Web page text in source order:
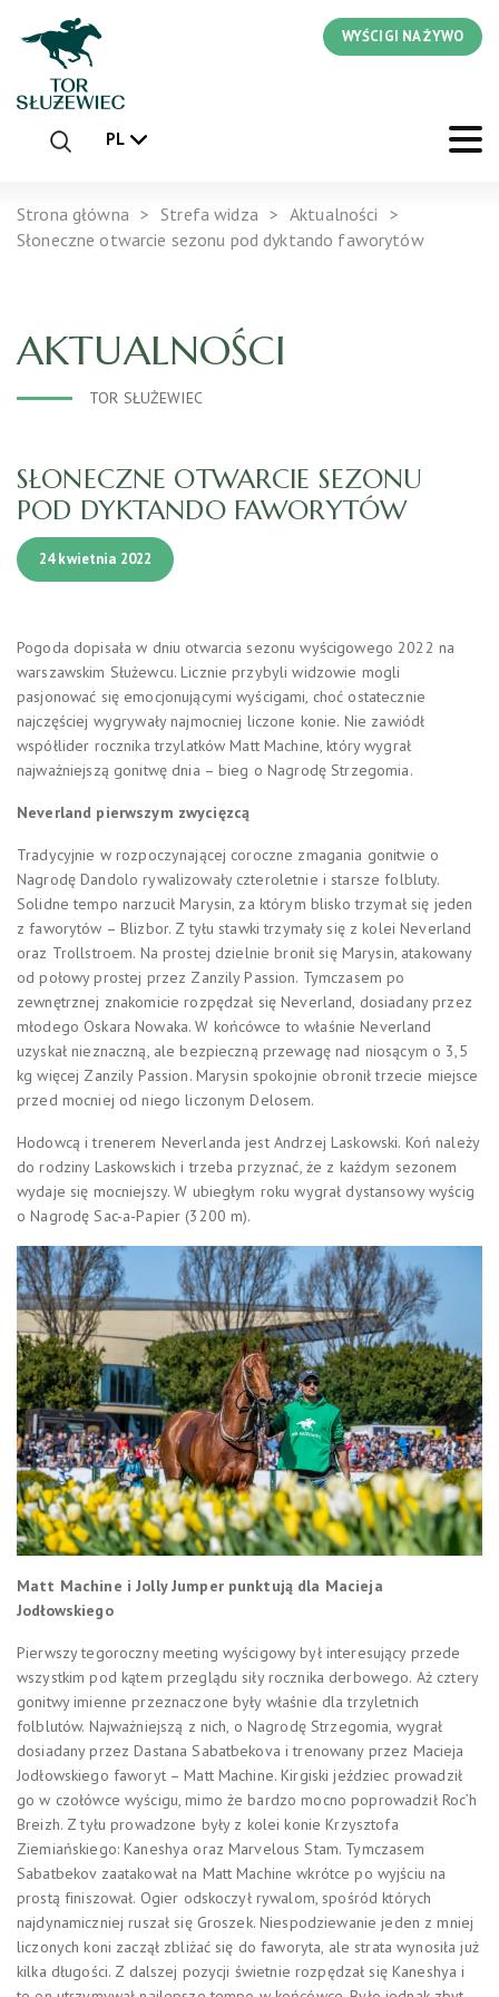
WYŚCIGI NA ŻYWO
PL
Strona główna Strefa widza
Aktualności
Słoneczne otwarcie sezonu pod dyktando faworytów
AKTUALNOŚCI
TOR SŁUŻEWIEC
SŁONECZNE OTWARCIE SEZONU
POD DYKTANDO FAWORYTÓW
24 kwietnia 2022
Pogoda dopisała w dniu otwarcia sezonu wyścigowego 2022 na
warszawskim Służewcu. Licznie przybyli widzowie mogli
pasjonować się emocjonującymi wyścigami, choć ostatecznie
najczęściej wygrywały najmocniej liczone konie. Nie zawiódł
współlider rocznika trzylatków Matt Machine, który wygrał
najważniejszą gonitwę dnia – bieg o Nagrodę Strzegomia.
Neverland pierwszym zwycięzcą
Tradycyjnie w rozpoczynającej coroczne zmagania gonitwie o
Nagrodę Dandolo rywalizowały czteroletnie i starsze folbluty.
Solidne tempo narzucił Marysin, za którym blisko trzymał się jeden
z faworytów – Blizbor. Z tyłu stawki trzymały się z kolei Neverland
oraz Trollstroem. Na prostej dzielnie bronił się Marysin, atakowany
od połowy prostej przez Zanzily Passion. Tymczasem po
zewnętrznej znakomicie rozpędzał się Neverland, dosiadany przez
młodego Oskara Nowaka. W końcówce to właśnie Neverland
uzyskał nieznaczną, ale bezpieczną przewagę nad niosącym o 3,5
kg więcej Zanzily Passion. Marysin spokojnie obronił trzecie miejsce
przed mocniej od niego liczonym Delosem.
Hodowcą i trenerem Neverlanda jest Andrzej Laskowski. Koń należy
do rodziny Laskowskich i trzeba przyznać, że z każdym sezonem
wydaje się mocniejszy. W ubiegłym roku wygrał dystansowy wyścig
o Nagrodę Sac-a-Papier (3200 m).
Matt Machine i Jolly Jumper punktują dla Macieja
Jodłowskiego
Pierwszy tegoroczny meeting wyścigowy był interesujący przede
wszystkim pod kątem przeglądu siły rocznika derbowego. Aż cztery
gonitwy imienne przeznaczone były właśnie dla trzyletnich
folblutów. Najważniejszą z nich, o Nagrodę Strzegomia, wygrał
dosiadany przez Dastana Sabatbekova i trenowany przez Macieja
Jodłowskiego faworyt – Matt Machine. Kirgiski jeździec prowadził
go w czołówce wyścigu, mimo że bardzo mocno poprowadził Roc’h
Breizh. Z tyłu prowadzone były z kolei konie Krzysztofa
Ziemiańskiego: Kaneshya oraz Marvelous Stam. Tymczasem
Sabatbekov zaatakował na Matt Machine wkrótce po wyjściu na
prostą finiszował. Ogier odskoczył rywalom, spośród których
najdynamiczniej ruszał się Groszek. Niespodziewanie jeden z mniej
liczonych koni zaczął zbliżać się do faworyta, ale strata wynosiła już
kilka długości. Z dalszej pozycji świetnie rozpędzał się Kaneshya i